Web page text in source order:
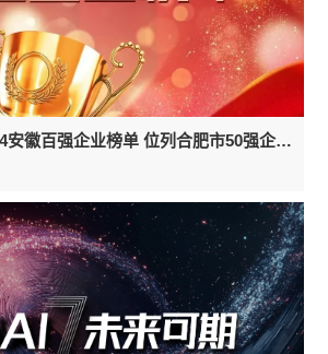
联宝科技荣登2024安徽百强企业榜单 位列合肥市50强企业榜首